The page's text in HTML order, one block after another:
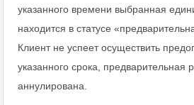
указанного времени выбранная
находится в статусе
Клиент не успеет осуществить
указанного срока, предварительная
аннулирована.